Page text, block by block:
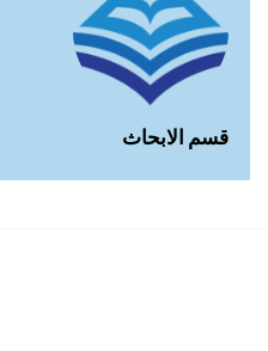
قسم الابحاث